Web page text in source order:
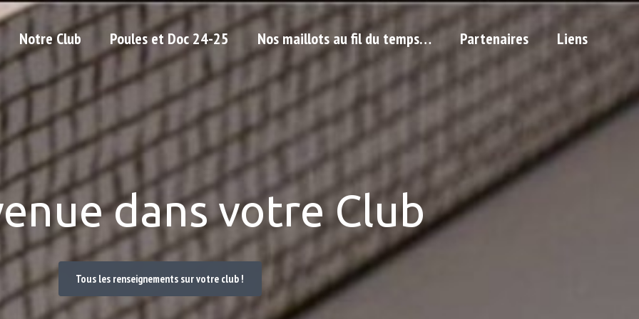
Notre Club Poules et Doc 24-25 Nos maillots au fil du temps… Partenaires Liens
dans votre Club
Tous les renseignements sur votre club !